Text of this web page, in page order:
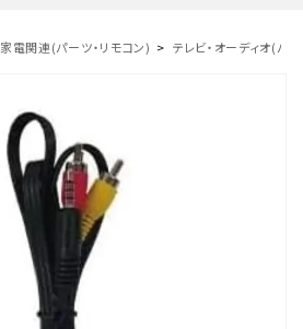
家電関連(パーツ・リモコン) テレビ・オーディオ(パ